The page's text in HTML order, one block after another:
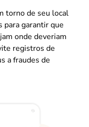
torno de seu local
para garantir que
onde deveriam
registros de
a fraudes de